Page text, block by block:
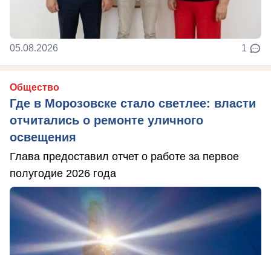
05.08.2026 1
Общество
Где в Морозовске стало светлее: власти
отчитались о ремонте уличного
освещения
Глава предоставил отчет о работе за первое
полугодие 2026 года